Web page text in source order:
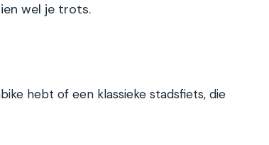
wel je trots.
hebt of een klassieke stadsfiets, die